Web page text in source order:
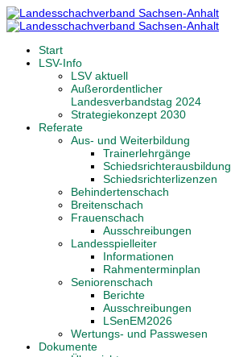
Start
LSV-Info
LSV aktuell
Außerordentlicher
Landesverbandstag 2024
Strategiekonzept 2030
Referate
Aus- und Weiterbildung
Trainerlehrgänge
Schiedsrichterausbildung
Schiedsrichterlizenzen
Behindertenschach
Breitenschach
Frauenschach
Ausschreibungen
Landesspielleiter
Informationen
Rahmenterminplan
Seniorenschach
Berichte
Ausschreibungen
LSenEM2026
Wertungs- und Passwesen
Dokumente